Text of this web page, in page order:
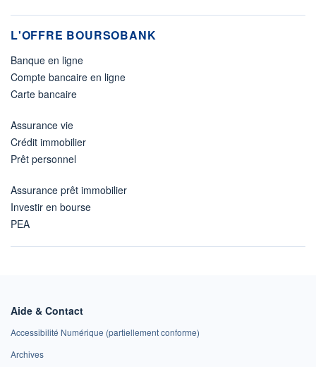
L'OFFRE BOURSOBANK
Banque en ligne
Compte bancaire en ligne
Carte bancaire
Assurance vie
Crédit immobilier
Prêt personnel
Assurance prêt immobilier
Investir en bourse
PEA
Aide & Contact
Accessibilité Numérique (partiellement conforme)
Archives